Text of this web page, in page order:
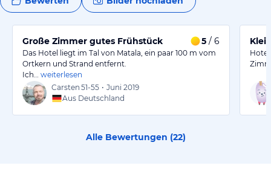
Große Zimmer gutes Frühstück 5 / 6
Das Hotel liegt im Tal von Matala, ein paar 100 m vom
Ortkern und Strand entfernt.
Ich…
weiterlesen
Carsten 51-55 • Juni 2019
Aus Deutschland
Alle Bewertungen (22)